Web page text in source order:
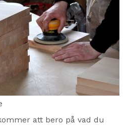
att bero på vad du